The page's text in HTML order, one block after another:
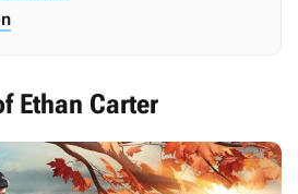
Ethan Carter